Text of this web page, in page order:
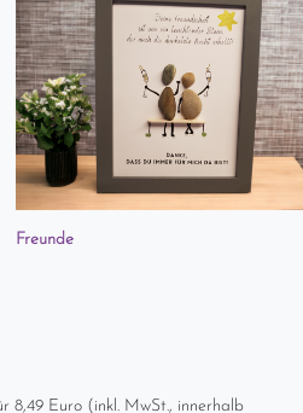
Freunde
8,49 Euro (inkl. MwSt., innerhalb